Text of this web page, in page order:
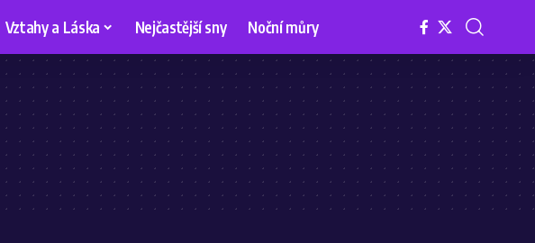
Vztahy a Láska Nejčastější sny Noční můry